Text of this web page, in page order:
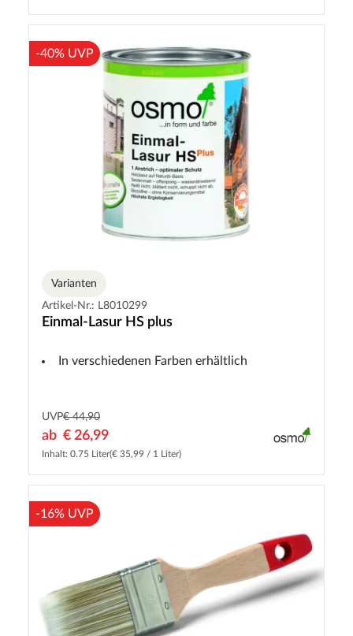
-40% UVP
Varianten
Artikel-Nr.: L8010299
Einmal-Lasur HS plus
In verschiedenen Farben erhältlich
UVP€ 44,90
ab € 26,99
Inhalt: 0.75 Liter(€ 35,99 / 1 Liter)
-16% UVP